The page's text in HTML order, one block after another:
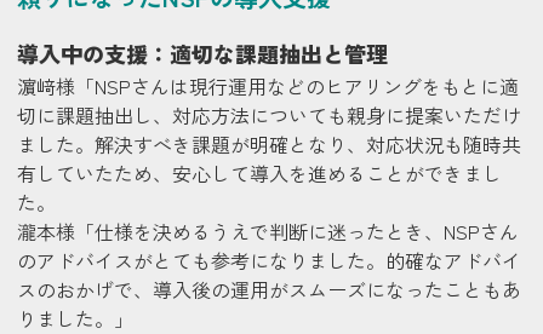
導入中の支援：適切な課題抽出と管理
濵﨑様 「NSPさんは現行運用などのヒアリングをもとに適
切に課題抽出し、対応方法についても親身に提案いただけ
ました。解決すべき課題が明確となり、対応状況も随時共
有していたため、安心して導入を進めることができまし
た。
瀧本様 「仕様を決めるうえで判断に迷ったとき、NSPさん
のアドバイスがとても参考になりました。的確なアドバイ
スのおかげで、導入後の運用がスムーズになったこともあ
りました。」